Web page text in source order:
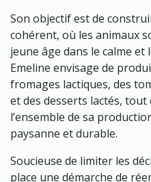
Son objectif est de
cohérent, où les animaux
jeune âge dans le calme
Emeline envisage de
fromages lactiques, des
et des desserts lactés,
l’ensemble de sa
paysanne et durable.
Soucieuse de limiter les
place une démarche de